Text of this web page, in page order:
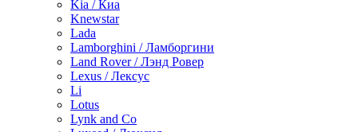
Kia / Киа
Knewstar
Lada
Lamborghini / Ламборгини
Land Rover / Лэнд Ровер
Lexus / Лексус
Li
Lotus
Lynk and Co